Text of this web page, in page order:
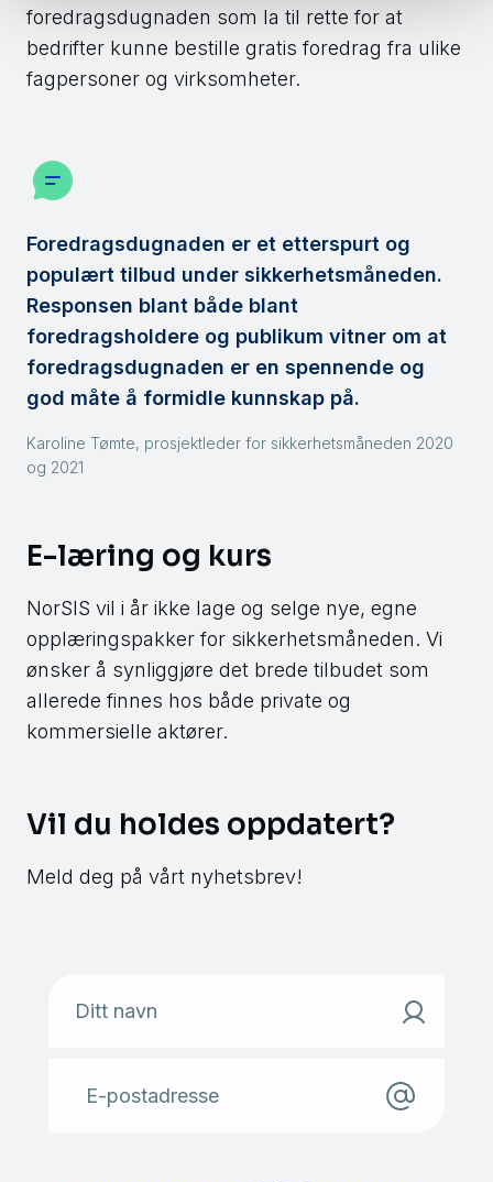
foredragsdugnaden som la til rette for at
bedrifter kunne bestille gratis foredrag fra ulike
fagpersoner og virksomheter.
Foredragsdugnaden er et etterspurt og
populært tilbud under sikkerhetsmåneden.
Responsen blant både blant
foredragsholdere og publikum vitner om at
foredragsdugnaden er en spennende og
god måte å formidle kunnskap på.
Karoline Tømte, prosjektleder for sikkerhetsmåneden 2020
og 2021
E-læring og kurs
NorSIS vil i år ikke lage og selge nye, egne
opplæringspakker for sikkerhetsmåneden. Vi
ønsker å synliggjøre det brede tilbudet som
allerede finnes hos både private og
kommersielle aktører.
Vil du holdes oppdatert?
Meld deg på vårt nyhetsbrev!
Ditt navn
E-postadresse